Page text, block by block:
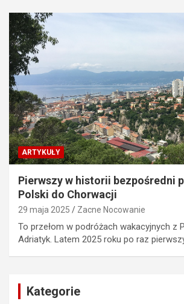
ARTYKUŁY
Pierwszy w historii bezpośredni
Polski do Chorwacji
29 maja 2025 Zacne Nocowanie
To przełom w podróżach wakacyjnych z
Adriatyk. Latem 2025 roku po raz
Kategorie